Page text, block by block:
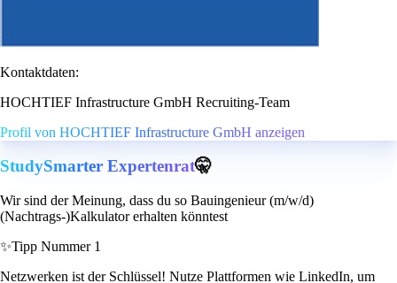
Kontaktdaten:
HOCHTIEF Infrastructure GmbH Recruiting-Team
Profil von HOCHTIEF Infrastructure GmbH anzeigen
StudySmarter Expertenrat🤫
Wir sind der Meinung, dass du so Bauingenieur (m/w/d)
(Nachtrags-)Kalkulator erhalten könntest
✨Tipp Nummer 1
Netzwerken ist der Schlüssel! Nutze Plattformen wie LinkedIn, um